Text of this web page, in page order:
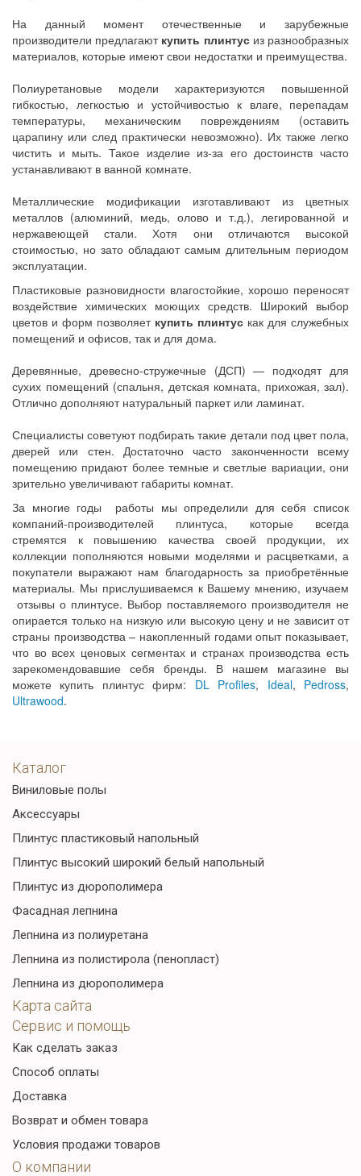
На данный момент отечественные и зарубежные
производители предлагают купить плинтусиз разнообразных
материалов, которые имеют свои недостатки и преимущества.
Полиуретановые модели характеризуются повышенной
гибкостью, легкостью и устойчивостью к влаге, перепадам
температуры, механическим повреждениям (оставить
царапину или след практически невозможно). Их также легко
чистить и мыть. Такое изделие из-за его достоинств часто
устанавливают в ванной комнате.
Металлические модификации изготавливают из цветных
металлов (алюминий, медь, олово и т.д.), легированной и
нержавеющей стали. Хотя они отличаются высокой
стоимостью, но зато обладают самым длительным периодом
эксплуатации.
Пластиковые разновидности влагостойкие, хорошо переносят
воздействие химических моющих средств. Широкий выбор
цветов и форм позволяет купить плинтус как для служебных
помещений и офисов, так и для дома.
Деревянные, древесно-стружечные (ДСП) — подходят для
сухих помещений (спальня, детская комната, прихожая, зал).
Отлично дополняют натуральный паркет или ламинат.
Специалисты советуют подбирать такие детали под цвет пола,
дверей или стен. Достаточно часто законченности всему
помещению придают более темные и светлые вариации, они
зрительно увеличивают габариты комнат.
За многие годы работы мы определили для себя список
компаний-производителей плинтуса, которые всегда
стремятся к повышению качества своей продукции, их
коллекции пополняются новыми моделями и расцветками, а
покупатели выражают нам благодарность за приобретённые
материалы. Мы прислушиваемся к Вашему мнению, изучаем
отзывы о плинтусе. Выбор поставляемого производителя не
опирается только на низкую или высокую цену и не зависит от
страны производства – накопленный годами опыт показывает,
что во всех ценовых сегментах и странах производства есть
зарекомендовавшие себя бренды. В нашем магазине вы
можете купить плинтус фирм: DL Profiles, Ideal, Pedross,
Ultrawood.
Каталог
Виниловые полы
Аксессуары
Плинтус пластиковый напольный
Плинтус высокий широкий белый напольный
Плинтус из дюрополимера
Фасадная лепнина
Лепнина из полиуретана
Лепнина из полистирола (пенопласт)
Лепнина из дюрополимера
Карта сайта
Сервис и помощь
Как сделать заказ
Способ оплаты
Доставка
Возврат и обмен товара
Условия продажи товаров
О компании